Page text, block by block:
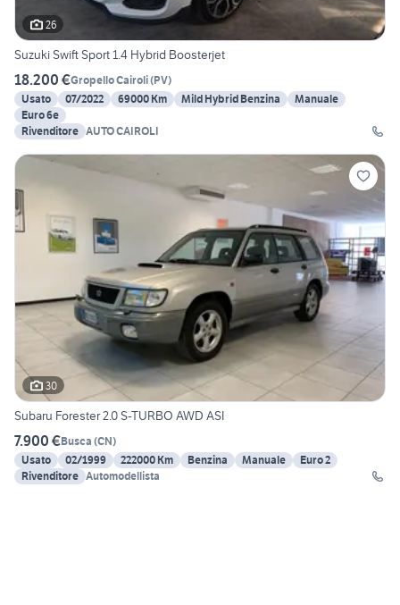
26
Suzuki Swift Sport 1.4 Hybrid Boosterjet
18.200 €Gropello Cairoli(PV)
Usato
07/2022 69000 Km Mild Hybrid Benzina
Manuale
Euro 6e
Rivenditore AUTO CAIROLI
30
Subaru Forester 2.0 S-TURBO AWD ASI
7.900 €Busca (CN)
Usato
02/1999 222000 Km Benzina Manuale
Euro 2
Rivenditore Automodellista